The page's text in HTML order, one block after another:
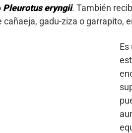
Pleurotus eryngii. También
cañaeja, gadu-ziza o garrapito,